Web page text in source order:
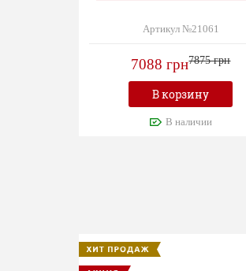
Артикул №21061
7088 грн7875 грн
В корзину
В наличии